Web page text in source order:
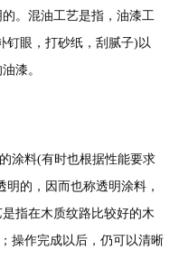
。混油工艺是指，油漆工
钉眼，打砂纸，刮腻子)以
漆。
涂料(有时也根据性能要求
的，因而也称透明涂料，
指在木质纹路比较好的木
操作完成以后，仍可以清晰